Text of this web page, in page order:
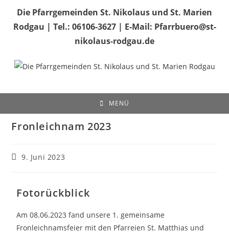
Die Pfarrgemeinden St. Nikolaus und St. Marien
Rodgau | Tel.: 06106-3627 | E-Mail: Pfarrbuero@st-
nikolaus-rodgau.de
MENÜ
Fronleichnam 2023
9. Juni 2023
Fotorückblick
Am 08.06.2023 fand unsere 1. gemeinsame
Fronleichnamsfeier mit den Pfarreien St. Matthias und